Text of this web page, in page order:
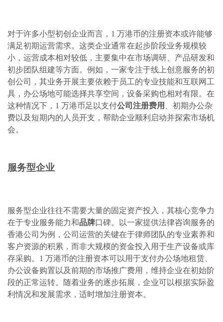
对于许多小型初创企业而言，1 万港币的注册资本或许能够
满足初期运营需求。这类企业通常在起步阶段业务规模较
小，运营成本相对较低，主要集中在市场调研、产品研发和
初步团队组建等方面。例如，一家专注于线上创意服务的初
创公司，其业务开展主要依赖于员工的专业技能和互联网工
具，办公场地可能选择共享空间，设备采购也相对有限。在
这种情况下，1 万港币足以支付公司注册费用
、初期办公杂
费以及短期内的人员开支，帮助企业顺利启动并探索市场机
会。
服务型企业
服务型企业往往不需要大量的固定资产投入，其核心竞争力
在于专业服务能力和品牌口碑。以一家提供法律咨询服务的
香港公司为例，公司运营的关键在于律师团队的专业素养和
客户资源的积累，而非大规模的资金投入用于生产设备或库
存采购。1 万港币的注册资本可以用于支付办公场地租赁、
办公设备购置以及前期的市场推广费用，维持企业在初始阶
段的正常运转。随着业务的逐步拓展，企业可以根据实际盈
利情况和发展需求，适时增加注册资本。